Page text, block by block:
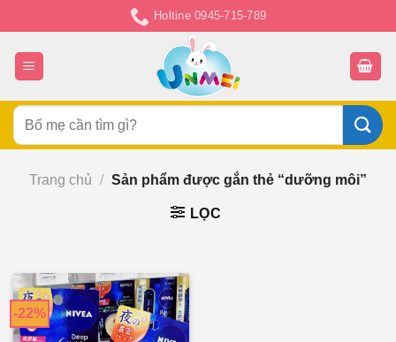
đến
nội
dung
Holtine 0945-715-789
Tìm
kiếm:
Trang chủ / Sản phẩm được gắn thẻ “dưỡng môi”
LỌC
-22%